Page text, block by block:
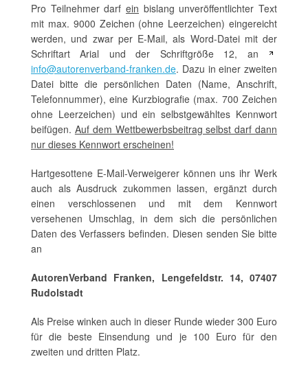
Pro Teilnehmer darf ein bislang unveröffentlichter Text
mit max. 9000 Zeichen (ohne Leerzeichen) eingereicht
werden, und zwar per E-Mail, als Word-Datei mit der
Schriftart Arial und der Schriftgröße 12, an
info@autorenverband-franken.de. Dazu in einer zweiten
Datei bitte die persönlichen Daten (Name, Anschrift,
Telefonnummer), eine Kurzbiografie (max. 700 Zeichen
ohne Leerzeichen) und ein selbstgewähltes Kennwort
beifügen. Auf dem Wettbewerbsbeitrag selbst darf dann
nur dieses Kennwort erscheinen!
Hartgesottene E-Mail-Verweigerer können uns ihr Werk
auch als Ausdruck zukommen lassen, ergänzt durch
einen verschlossenen und mit dem Kennwort
versehenen Umschlag, in dem sich die persönlichen
Daten des Verfassers befinden. Diesen senden Sie bitte
an
AutorenVerband Franken, Lengefeldstr. 14, 07407
Rudolstadt
Als Preise winken auch in dieser Runde wieder 300 Euro
für die beste Einsendung und je 100 Euro für den
zweiten und dritten Platz.